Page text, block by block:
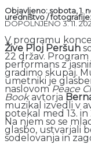
Objavljeno: sobota, 1.
uredništvo /
DOPOLNJENO 3. 11.
V programu
Žive Ploj Peršuh
22 držav.
performans z
gradimo skupaj.
umetniki je
naslovom Peace
Bookavtorja
muzikal izvedli v
potekal med 13.
Na njem so se
glasbo, ustvarjali
sodelovanja in